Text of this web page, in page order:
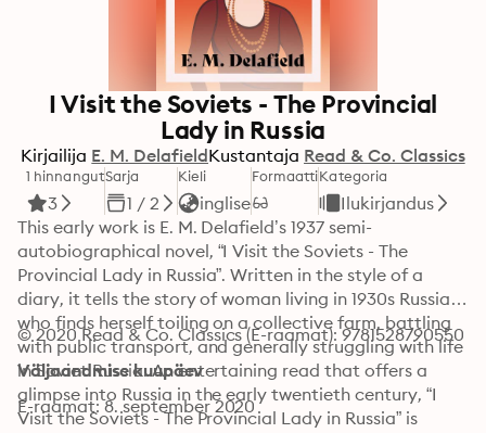
I Visit the Soviets - The Provincial
Lady in Russia
Kirjailija E. M. DelafieldKustantaja Read & Co. Classics
1 hinnangut
3
Sarja
1 / 2
Kieli
inglise
FormaattiKategoria
Ilukirjandus
This early work is E. M. Delafield’s 1937 semi-
autobiographical novel, “I Visit the Soviets - The
Provincial Lady in Russia”. Written in the style of a
diary, it tells the story of woman living in 1930s Russia
who finds herself toiling on a collective farm, battling
with public transport, and generally struggling with life
in Soviet Russia. An entertaining read that offers a
glimpse into Russia in the early twentieth century, “I
Visit the Soviets - The Provincial Lady in Russia” is
© 2020 Read & Co. Classics (E-raamat): 9781528790550
Väljaandmise kuupäev
E-raamat: 8. september 2020